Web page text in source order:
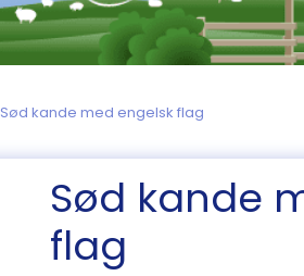
Sød kande med engelsk flag
Sød kande
flag